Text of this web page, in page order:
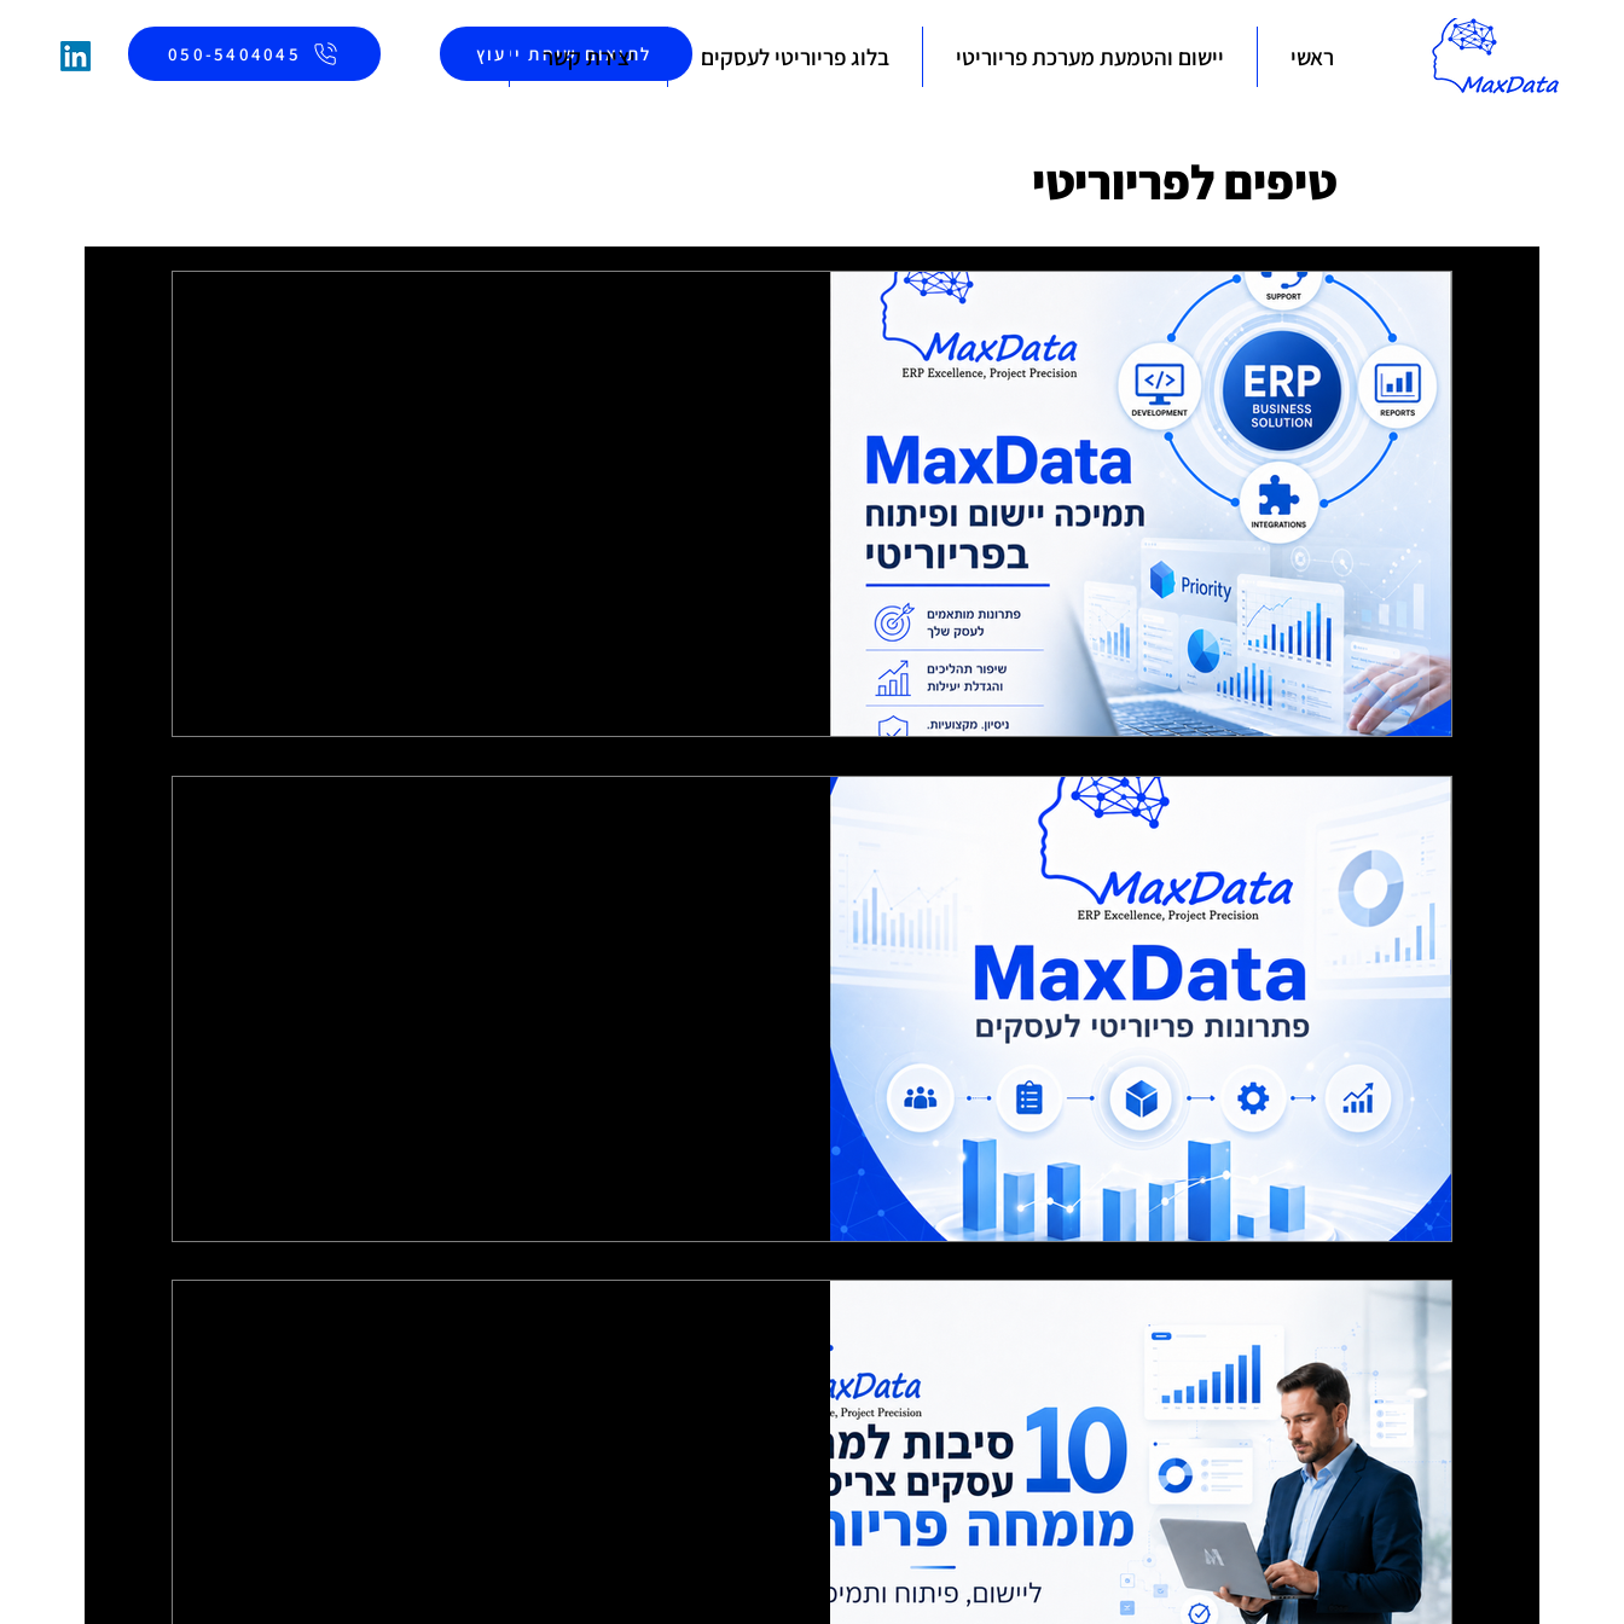
לתיאום שיחת ייעוץ 050-5404045 ראשי יישום והטמעת מערכת פריוריטי בלוג פריוריטי לעסקים יצירת קשר
טיפים לפריוריטי
שיפור תהליכי עבודה בפריוריטי: איך להפוך
את מערכת פריוריטי לכלי ניהולי חכם יותר
שיפור תהליכי עבודה בפריוריטי מאפשר לעסק לחסוך זמן, לצמצם טעויות, לשפר
דוחות, לבנות אוטומציות ולהתאים את מערכת פריוריטי לצרכים האמיתיים של
הארגון. במאמר נסביר איך יישום, פיתוח, תמיכה ואינטגרציות בפריוריטי עוזרים
לעסק לעבוד בצורה יעילה ומדויקת יותר.
תמיכה ופיתוח בפריוריטי: איך לבחור
מומחה פריוריטי לעסק שלך
מחפשים תמיכה, יישום או פיתוח בפריוריטי? MaxData מספקת שירותי פריוריטי
לעסקים בישראל, כולל דוחות, התאמות, אינטגרציות, הרשאות, הדרכה ופתרון
תקלות.
10 סיבות למה עסקים צריכים מומחה
פריוריטי ליישום, פיתוח ותמיכה
מערכת פריוריטי יכולה לשפר משמעותית את ניהול העסק, אך כדי להפיק ממנה
את המקסימום חשוב לעבוד עם מומחה פריוריטי. במאמר תמצאו 10 סיבות למה
יישום, פיתוח, תמיכה, דוחות, התאמות ואינטגרציות בפריוריטי עוזרים לעסק
לעבוד בצורה יעילה ומדויקת יותר.